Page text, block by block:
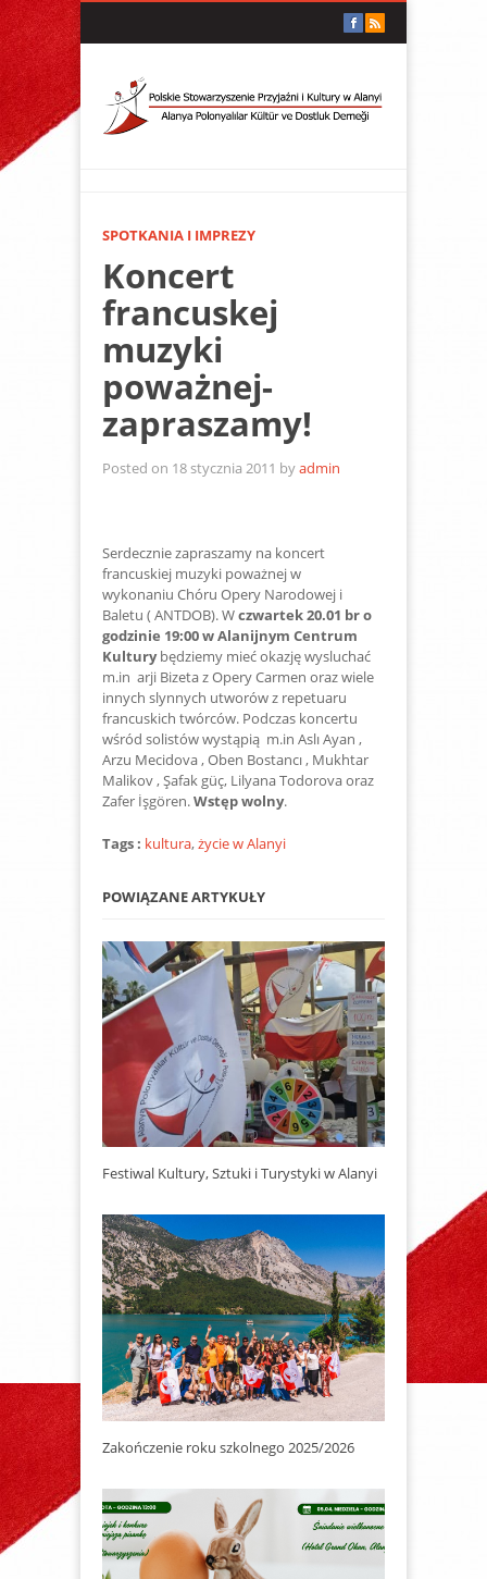
SPOTKANIA I IMPREZY
Koncert
francuskej
muzyki
poważnej-
zapraszamy!
Posted on 18 stycznia 2011 byadmin
Serdecznie zapraszamy na koncert
francuskiej muzyki poważnej w
wykonaniu Chóru Opery Narodowej i
Baletu ( ANTDOB). Wczwartek 20.01 br o
godzinie 19:00 w Alanijnym Centrum
Kulturybędziemy mieć okazję wysluchać
m.in arji Bizeta z Opery Carmen oraz wiele
innych slynnych utworów z repetuaru
francuskich twórców. Podczas koncertu
wśród solistów wystąpią m.in Aslı Ayan ,
Arzu Mecidova , Oben Bostancı , Mukhtar
Malikov , Şafak güç, Lilyana Todorova oraz
Zafer İşgören.Wstęp wolny.
Tags : kultura,życie w Alanyi
POWIĄZANE ARTYKUŁY
Festiwal Kultury, Sztuki i Turystyki w Alanyi
Zakończenie roku szkolnego 2025/2026